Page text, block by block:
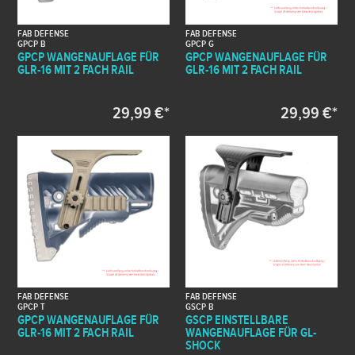
FAB DEFENSE
GPCP B
GPCP WANGENAUFLAGE FÜR
GLR-16 MIT 2 FACH RAIL
29,99 €*
FAB DEFENSE
GPCP G
GPCP WANGENAUFLAGE FÜR
GLR-16 MIT 2 FACH RAIL
29,99 €*
FAB DEFENSE
GPCP T
GPCP WANGENAUFLAGE FÜR
GLR-16 MIT 2 FACH RAIL
FAB DEFENSE
GSCP B
GSCP EINSTELLBARE
WANGENAUFLAGE FÜR GL-
SHOCK